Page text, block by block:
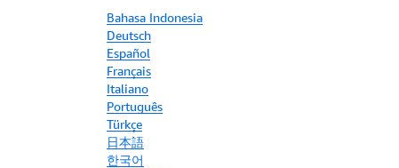
Bahasa Indonesia
Deutsch
Español
Français
Italiano
Português
Türkçe
日本語
한국어